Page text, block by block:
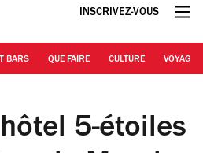
INSCRIVEZ-VOUS
BARS QUE FAIRE CULTURE VOYAGE
5-étoiles